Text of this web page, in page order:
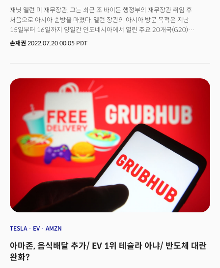
재닛 옐런 미 재무장관. 그는 최근 조 바이든 행정부의 재무장관 취임 후
처음으로 아시아 순방을 마쳤다. 옐런 장관의 아시아 방문 목적은 지난
15일부터 16일까지 양일간 인도네시아에서 열린 주요 20개국(G20)
재무장관-중앙은행 총재 회의에 참석하기 위한 것. 인도네시아에 가기 앞서
LG사이언스파크를 찾아 공개 발언을 통해 동맹국간 공급망을 구성하는
‘프렌드 쇼어링’에 대해 공식 언급했다. 그는 한국 기업이 반도체와 배터리
분야에서 미국 투자가 늘고 있다는 사실을 언급하면서 "이런 경제 관계가 더
돈독해지면서 세계 경제가 탄력받고 더 건강해진다"고 말했다.
손재권 2022.07.20 00:05 PDT
TESLA EV AMZN
아마존, 음식배달 추가/ EV 1위 테슬라 아냐/ 반도체 대란
완화?